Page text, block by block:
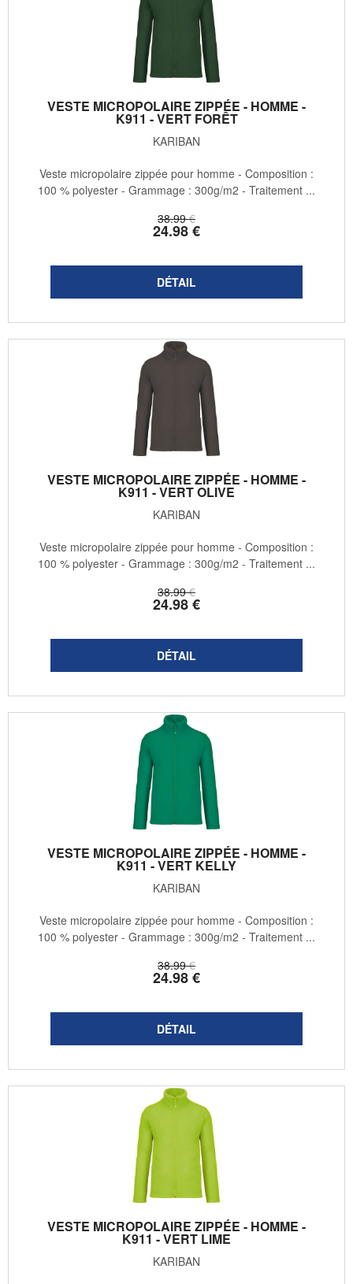
VESTE MICROPOLAIRE ZIPPÉE - HOMME -
K911 - VERT FORÊT
KARIBAN
38.99 €
24.98€
Veste micropolaire zippée pour homme - Composition :
100 % polyester - Grammage : 300g/m2 - Traitement ...
VESTE MICROPOLAIRE ZIPPÉE - HOMME -
K911 - VERT OLIVE
KARIBAN
38.99 €
24.98€
Veste micropolaire zippée pour homme - Composition :
100 % polyester - Grammage : 300g/m2 - Traitement ...
VESTE MICROPOLAIRE ZIPPÉE - HOMME -
K911 - VERT KELLY
KARIBAN
38.99 €
24.98€
Veste micropolaire zippée pour homme - Composition :
100 % polyester - Grammage : 300g/m2 - Traitement ...
VESTE MICROPOLAIRE ZIPPÉE - HOMME -
K911 - VERT LIME
KARIBAN